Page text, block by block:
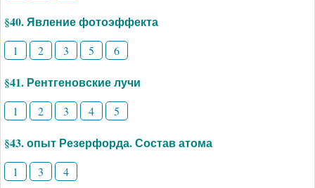
§40. Явление фотоэффекта
1 2 3 5 6
§41. Рентгеновские лучи
1 2 3 4 5
§43. опыт Резерфорда. Состав атома
1 3 4